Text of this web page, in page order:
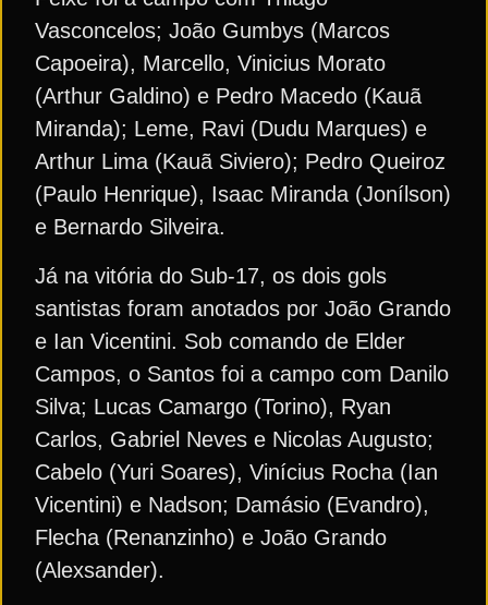
Vasconcelos; João Gumbys (Marcos
Capoeira), Marcello, Vinicius Morato
(Arthur Galdino) e Pedro Macedo (Kauã
Miranda); Leme, Ravi (Dudu Marques) e
Arthur Lima (Kauã Siviero); Pedro Queiroz
(Paulo Henrique), Isaac Miranda (Jonílson)
e Bernardo Silveira.
Já na vitória do Sub-17, os dois gols
santistas foram anotados por João Grando
e Ian Vicentini. Sob comando de Elder
Campos, o Santos foi a campo com Danilo
Silva; Lucas Camargo (Torino), Ryan
Carlos, Gabriel Neves e Nicolas Augusto;
Cabelo (Yuri Soares), Vinícius Rocha (Ian
Vicentini) e Nadson; Damásio (Evandro),
Flecha (Renanzinho) e João Grando
(Alexsander).